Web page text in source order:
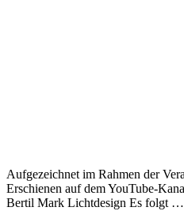
Aufgezeichnet im Rahmen der
Erschienen auf dem YouTube-
Bertil Mark Lichtdesign Es folgt …